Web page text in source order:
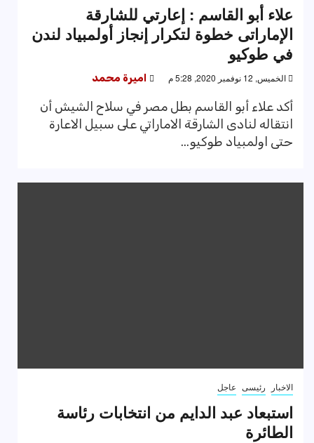
علاء أبو القاسم : إعارتي للشارقة
الإماراتى خطوة لتكرار إنجاز أولمبياد لندن
في طوكيو
الخميس, 12 نوفمبر 2020, 5:28 م اميرة محمد
أكد علاء أبو القاسم بطل مصر في سلاح الشيش أن
انتقاله لنادى الشارقة الاماراتي على سبيل الاعارة
حتى اولمبياد طوكيو...
الاخبار رئيسى عاجل
استبعاد عبد الدايم من انتخابات رئاسة
الطائرة